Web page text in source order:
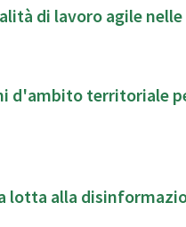
di lavoro agile nelle
d'ambito territoriale
lotta alla